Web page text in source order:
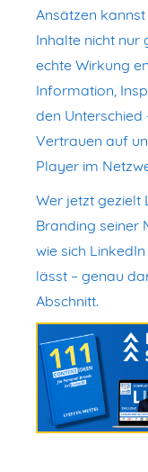
Ansätzen
Inhalte nicht nur
echte Wirkung
Information,
den
Vertrauen auf
Player im
Wer jetzt gezielt
Branding seiner
wie sich
lässt – genau
Abschnitt.